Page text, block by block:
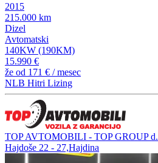
2015
215.000 km
Dizel
Avtomatski
140KW (190KM)
15.990 €
že od 171 € / mesec
NLB Hitri Lizing
TOP AVTOMOBILI - TOP GROUP
Hajdoše 22 - 27,Hajdina